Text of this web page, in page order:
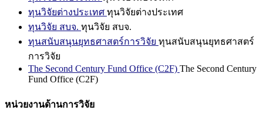
ทุนวิจัยต่างประเทศ ทุนวิจัยต่างประเทศ
ทุนวิจัย สบจ. ทุนวิจัย สบจ.
ทุนสนับสนุนยุทธศาสตร์การวิจัย ทุนสนับสนุนยุทธศาสตร์
การวิจัย
The Second Century Fund Office (C2F) The Second Century
Fund Office (C2F)
หน่วยงานด้านการวิจัย